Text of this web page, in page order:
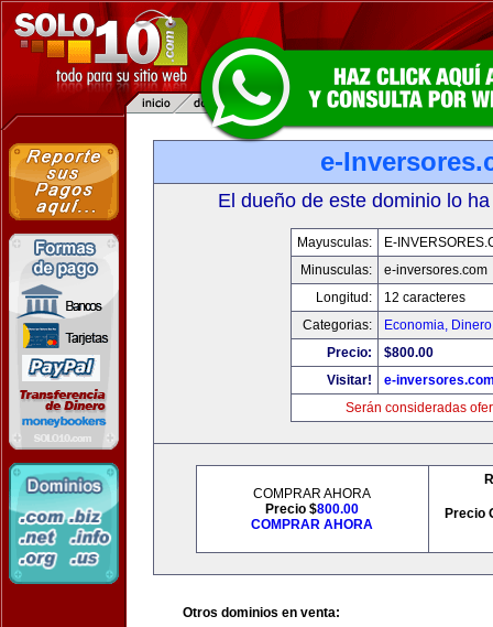
e-
El dueño de este dominio lo
Mayusculas:
E-
Minusculas:
e-inversores.com
Longitud:
12 caracteres
Categorias:
Economia,
Precio:
$800.00
Visitar!
e-
Serán consideradas
COMPRAR AHORA
Precio $800.00
COMPRAR AHORA
Precio
Otros dominios en venta: